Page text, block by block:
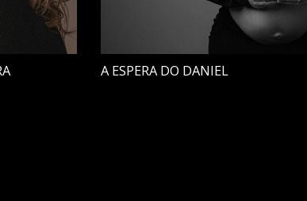
A ESPERA DO DANIEL